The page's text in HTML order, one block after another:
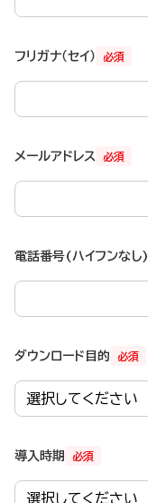
必須
フリガナ（セイ）
必須
メールアドレス
電話番号(ハイフンなし)
必須
ダウンロード目的
必須
導入時期